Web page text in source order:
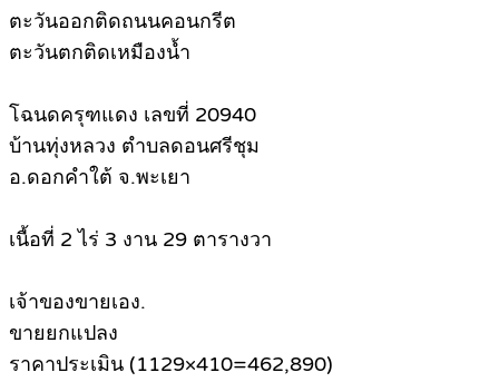
ตะวันออกติดถนนคอนกรีต
ตะวันตกติดเหมืองน้ำ
โฉนดครุฑแดง เลขที่ 20940
บ้านทุ่งหลวง ตำบลดอนศรีชุม
อ.ดอกคำใต้ จ.พะเยา
เนื้อที่ 2 ไร่ 3 งาน 29 ตารางวา
เจ้าของขายเอง.
ขายยกแปลง
ราคาประเมิน (1129×410=462,890)